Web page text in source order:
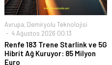
Avrupa, Demiryolu Teknolojisi
4 Ağustos 2026 00:13
Renfe 183 Trene Starlink ve 5G
Hibrit Ağ Kuruyor: 85 Milyon
Euro